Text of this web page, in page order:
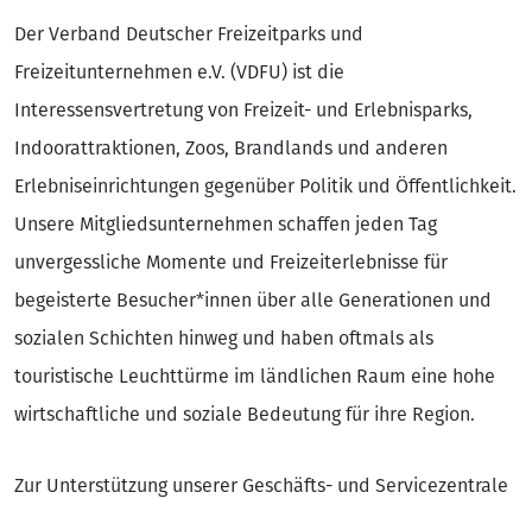
Der Verband Deutscher Freizeitparks und
Freizeitunternehmen e.V. (VDFU) ist die
Interessensvertretung von Freizeit- und Erlebnisparks,
Indoorattraktionen, Zoos, Brandlands und anderen
Erlebniseinrichtungen gegenüber Politik und Öffentlichkeit.
Unsere Mitgliedsunternehmen schaffen jeden Tag
unvergessliche Momente und Freizeiterlebnisse für
begeisterte Besucher*innen über alle Generationen und
sozialen Schichten hinweg und haben oftmals als
touristische Leuchttürme im ländlichen Raum eine hohe
wirtschaftliche und soziale Bedeutung für ihre Region.
Zur Unterstützung unserer Geschäfts- und Servicezentrale